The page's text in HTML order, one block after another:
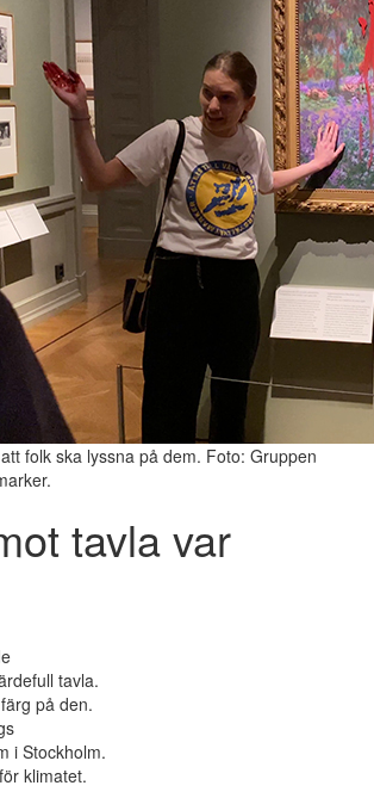
folk ska lyssna på dem. Foto: Gruppen
tavla var
tavla.
på den.
i Stockholm.
klimatet.